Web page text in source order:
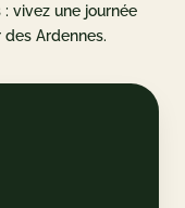
vivez une journée
Ardennes.